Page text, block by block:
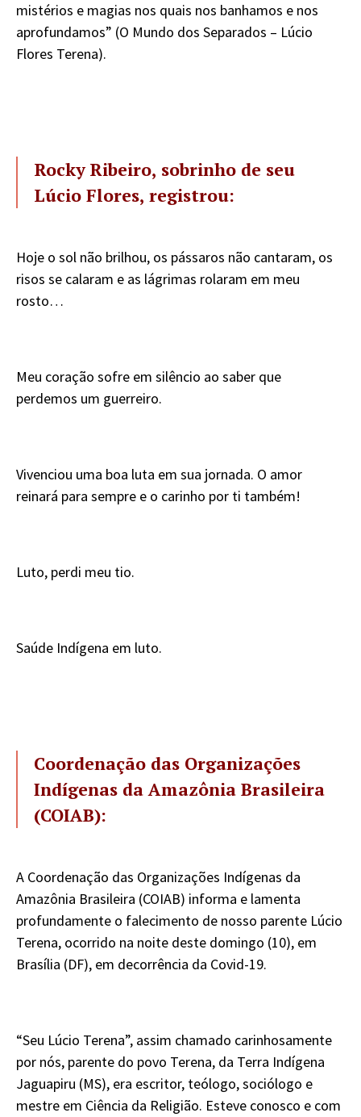
mistérios e magias nos quais nos banhamos e nos
aprofundamos” (O Mundo dos Separados – Lúcio
Flores Terena).
Rocky Ribeiro, sobrinho de seu
Lúcio Flores, registrou:
Hoje o sol não brilhou, os pássaros não cantaram, os
risos se calaram e as lágrimas rolaram em meu
rosto…
Meu coração sofre em silêncio ao saber que
perdemos um guerreiro.
Vivenciou uma boa luta em sua jornada. O amor
reinará para sempre e o carinho por ti também!
Luto, perdi meu tio.
Saúde Indígena em luto.
Coordenação das Organizações
Indígenas da Amazônia Brasileira
(COIAB):
A Coordenação das Organizações Indígenas da
Amazônia Brasileira (COIAB) informa e lamenta
profundamente o falecimento de nosso parente Lúcio
Terena, ocorrido na noite deste domingo (10), em
Brasília (DF), em decorrência da Covid-19.
“Seu Lúcio Terena”, assim chamado carinhosamente
por nós, parente do povo Terena, da Terra Indígena
Jaguapiru (MS), era escritor, teólogo, sociólogo e
mestre em Ciência da Religião. Esteve conosco e com